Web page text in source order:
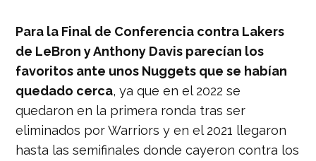
Para la Final de Conferencia contra Lakers
de LeBron y Anthony Davis parecían los
favoritos ante unos Nuggets que se habían
quedado cerca, ya que en el 2022 se
quedaron en la primera ronda tras ser
eliminados por Warriors y en el 2021 llegaron
hasta las semifinales donde cayeron contra los